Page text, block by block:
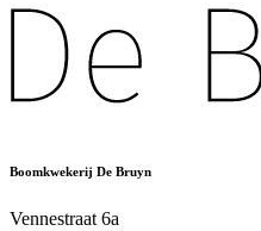
Boomkwekerij De Bruyn
Vennestraat 6a